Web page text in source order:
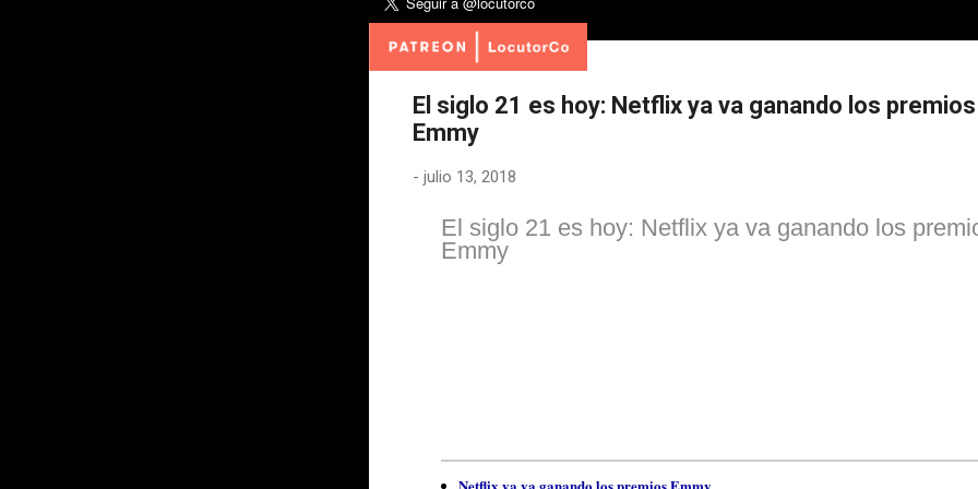
El siglo 21 es hoy: Netflix ya va ganando los premios
Emmy
- julio 13, 2018
El siglo 21 es hoy: Netflix ya va ganando los
Emmy
Netflix ya va ganando los premios Emmy